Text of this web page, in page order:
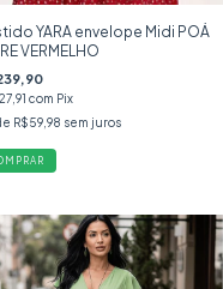
YARA envelope Midi POÁ
VERMELHO
com Pix
R$59,98 sem juros